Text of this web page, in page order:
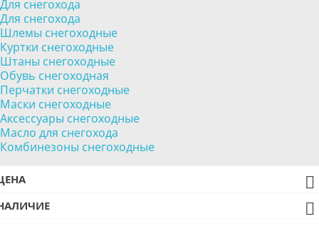
Для снегохода
Для снегохода
Шлемы снегоходные
Куртки снегоходные
Штаны снегоходные
Обувь снегоходная
Перчатки снегоходные
Маски снегоходные
Аксессуары снегоходные
Масло для снегохода
Комбинезоны снегоходные

